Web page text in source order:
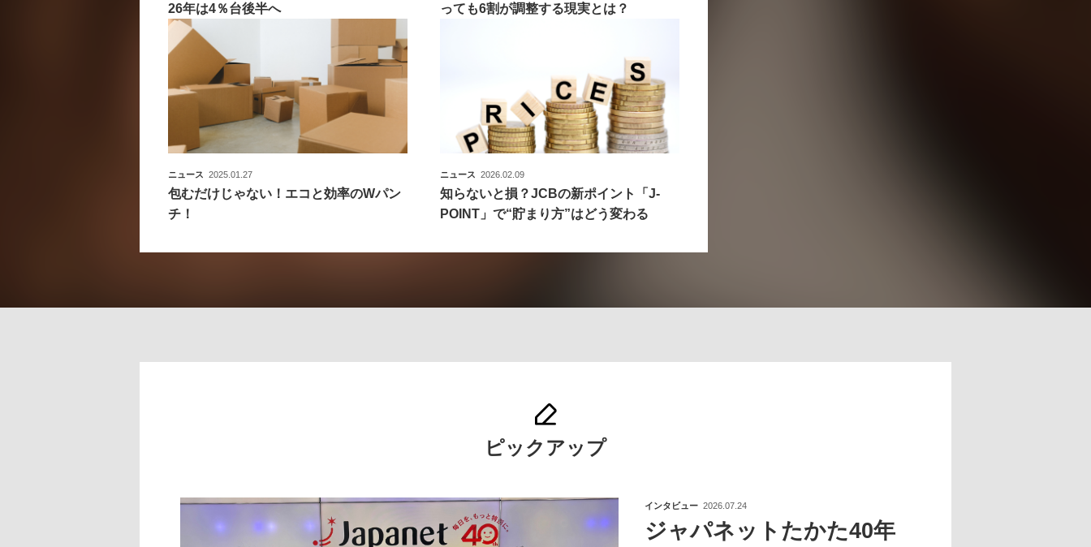
26年は4％台後半へ
っても6割が調整する現実とは？
ニュース 2025.01.27
包むだけじゃない！エコと効率のWパン
チ！
ニュース 2026.02.09
知らないと損？JCBの新ポイント「J-
POINT」で“貯まり方”はどう変わる
ピックアップ
インタビュー 2026.07.24
ジャパネットたかた40年